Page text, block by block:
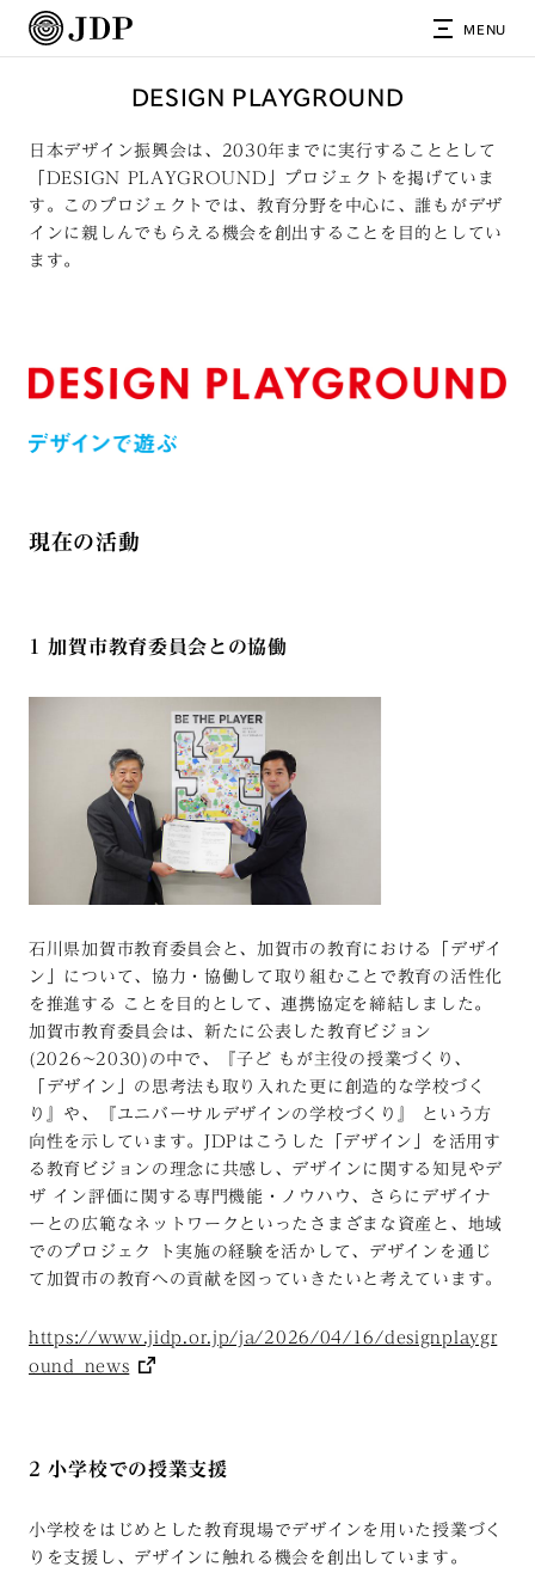
MENU
DESIGN PLAYGROUND
日本デザイン振興会は、2030年までに実行することとして
「DESIGN PLAYGROUND」プロジェクトを掲げていま
す。このプロジェクトでは、教育分野を中心に、誰もがデザ
インに親しんでもらえる機会を創出することを目的としてい
ます。
現在の活動
1 加賀市教育委員会との協働
石川県加賀市教育委員会と、加賀市の教育における「デザイ
ン」について、協力・協働して取り組むことで教育の活性化
を推進する ことを目的として、連携協定を締結しました。
加賀市教育委員会は、新たに公表した教育ビジョン
(2026~2030)の中で、『子ど もが主役の授業づくり、
「デザイン」の思考法も取り入れた更に創造的な学校づく
り』や、『ユニバーサルデザインの学校づくり』 という方
向性を示しています。JDPはこうした「デザイン」を活用す
る教育ビジョンの理念に共感し、デザインに関する知見やデ
ザ イン評価に関する専門機能・ノウハウ、さらにデザイナ
ーとの広範なネットワークといったさまざまな資産と、地域
でのプロジェク ト実施の経験を活かして、デザインを通じ
て加賀市の教育への貢献を図っていきたいと考えています。
https://www.jidp.or.jp/ja/2026/04/16/designplaygr
ound_news
2 小学校での授業支援
小学校をはじめとした教育現場でデザインを用いた授業づく
りを支援し、デザインに触れる機会を創出しています。